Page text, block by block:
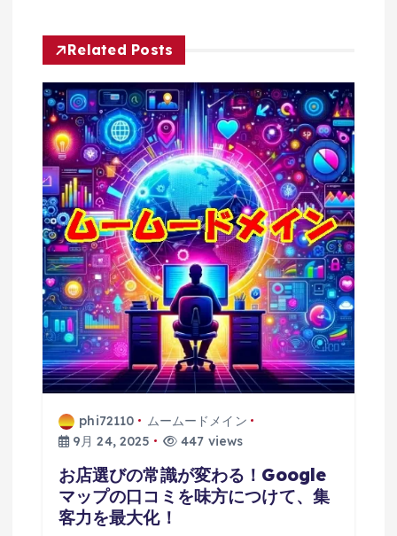
シ
ョ
ン
Related Posts
phi72110
ムームードメイン
9月 24, 2025
447 views
お店選びの常識が変わる！Google
マップの口コミを味方につけて、集
客力を最大化！